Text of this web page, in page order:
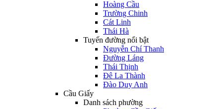
Hoàng Cầu
Trường Chinh
Cát Linh
Thái Hà
Tuyến đường nổi bật
Nguyễn Chí Thanh
Đường Láng
Thái Thịnh
Đê La Thành
Đào Duy Anh
Cầu Giấy
Danh sách phường